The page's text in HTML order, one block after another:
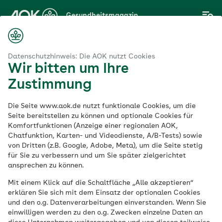
Datenschutzhinweis: Die AOK nutzt Cookies
Wir bitten um Ihre
Zustimmung
Die Seite www.aok.de nutzt funktionale Cookies, um die
Seite bereitstellen zu können und optionale Cookies für
Komfortfunktionen (Anzeige einer regionalen AOK,
Chatfunktion, Karten- und Videodienste, A/B-Tests) sowie
von Dritten (z.B. Google, Adobe, Meta), um die Seite stetig
für Sie zu verbessern und um Sie später zielgerichtet
ansprechen zu können.
Mit einem Klick auf die Schaltfläche „Alle akzeptieren“
erklären Sie sich mit dem Einsatz der optionalen Cookies
und den o.g. Datenverarbeitungen einverstanden. Wenn Sie
einwilligen werden zu den o.g. Zwecken einzelne Daten an
Hauptinhalt
springen
Gesundheitsmagazin
Kirschen – rot, rund
und gesund
Veröffentlicht am:
01.08.2023 5 Minuten Lesedauer
Vielleicht sind Kirschen deshalb so
begehrt, weil es die süßen Früchte nur für